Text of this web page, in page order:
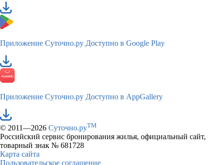
Приложение Суточно.ру Доступно в Google Play
Приложение Суточно.ру Доступно в AppGallery
© 2011—2026 Суточно.руTM
Российский сервис бронирования жилья, официальный сайт,
товарный знак № 681728
Карта сайта
Пользовательское соглашение